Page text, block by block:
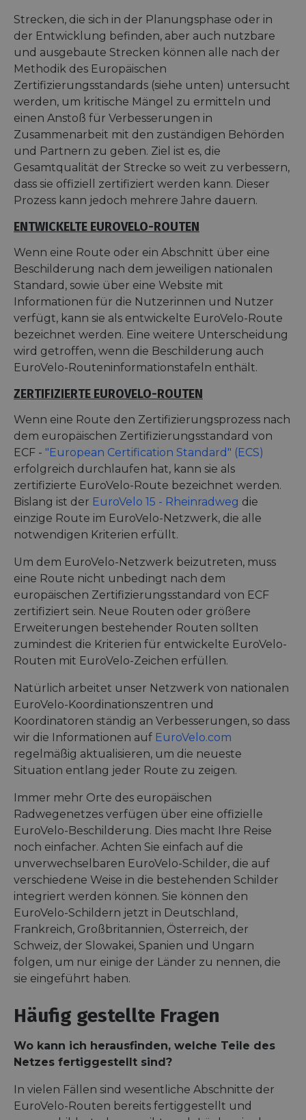
Strecken, die sich in der Planungsphase oder in
der Entwicklung befinden, aber auch nutzbare
und ausgebaute Strecken können alle nach der
Methodik des Europäischen
Zertifizierungsstandards (siehe unten) untersucht
werden, um kritische Mängel zu ermitteln und
einen Anstoß für Verbesserungen in
Zusammenarbeit mit den zuständigen Behörden
und Partnern zu geben. Ziel ist es, die
Gesamtqualität der Strecke so weit zu verbessern,
dass sie offiziell zertifiziert werden kann. Dieser
Prozess kann jedoch mehrere Jahre dauern.
ENTWICKELTE EUROVELO-ROUTEN
Wenn eine Route oder ein Abschnitt über eine
Beschilderung nach dem jeweiligen nationalen
Standard, sowie über eine Website mit
Informationen für die Nutzerinnen und Nutzer
verfügt, kann sie als entwickelte EuroVelo-Route
bezeichnet werden. Eine weitere Unterscheidung
wird getroffen, wenn die Beschilderung auch
EuroVelo-Routeninformationstafeln enthält.
ZERTIFIZIERTE EUROVELO-ROUTEN
Wenn eine Route den Zertifizierungsprozess nach
dem europäischen Zertifizierungsstandard von
ECF - "European Certification Standard" (ECS)
erfolgreich durchlaufen hat, kann sie als
zertifizierte EuroVelo-Route bezeichnet werden.
Bislang ist der EuroVelo 15 - Rheinradweg die
einzige Route im EuroVelo-Netzwerk, die alle
notwendigen Kriterien erfüllt.
Um dem EuroVelo-Netzwerk beizutreten, muss
eine Route nicht unbedingt nach dem
europäischen Zertifizierungsstandard von ECF
zertifiziert sein. Neue Routen oder größere
Erweiterungen bestehender Routen sollten
zumindest die Kriterien für entwickelte EuroVelo-
Routen mit EuroVelo-Zeichen erfüllen.
Natürlich arbeitet unser Netzwerk von nationalen
EuroVelo-Koordinationszentren und
Koordinatoren ständig an Verbesserungen, so dass
wir die Informationen auf EuroVelo.com
regelmäßig aktualisieren, um die neueste
Situation entlang jeder Route zu zeigen.
Immer mehr Orte des europäischen
Radwegenetzes verfügen über eine offizielle
EuroVelo-Beschilderung. Dies macht Ihre Reise
noch einfacher. Achten Sie einfach auf die
unverwechselbaren EuroVelo-Schilder, die auf
verschiedene Weise in die bestehenden Schilder
integriert werden können. Sie können den
EuroVelo-Schildern jetzt in Deutschland,
Frankreich, Großbritannien, Österreich, der
Schweiz, der Slowakei, Spanien und Ungarn
folgen, um nur einige der Länder zu nennen, die
sie eingeführt haben.
Häufig gestellte Fragen
Wo kann ich herausfinden, welche Teile des
Netzes fertiggestellt sind?
In vielen Fällen sind wesentliche Abschnitte der
EuroVelo-Routen bereits fertiggestellt und